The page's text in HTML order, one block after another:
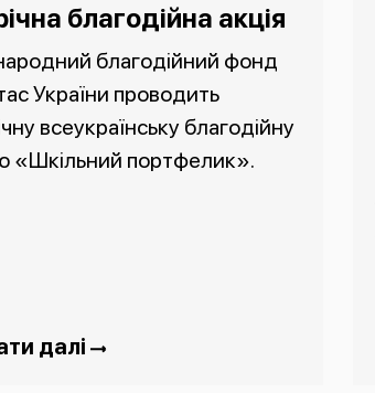
благодійна акція
благодійний фонд
України проводить
всеукраїнську благодійну
«Шкільний портфелик».
далі